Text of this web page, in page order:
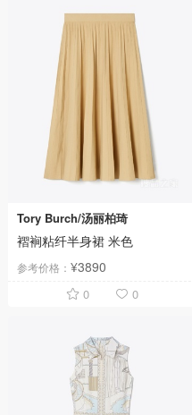
Tory Burch/汤丽柏琦
褶裥粘纤半身裙 米色
参考价格： ¥3890
0 0